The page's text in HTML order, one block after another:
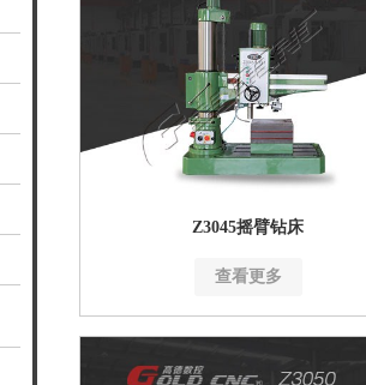
Z3045摇臂钻床
查看更多